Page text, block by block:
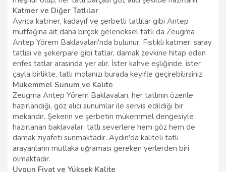
Katmer ve Diğer Tatlılar
Ayrıca katmer, kadayıf ve şerbetli tatlılar gibi Antep
mutfağına ait daha birçok geleneksel tatlı da Zeugma
Antep Yörem Baklavaları'nda bulunur. Fıstıklı katmer, saray
tatlısı ve şekerpare gibi tatlar, damak zevkine hitap eden
enfes tatlar arasında yer alır. İster kahve eşliğinde, ister
çayla birlikte, tatlı molanızı burada keyifle geçirebilirsiniz.
Mükemmel Sunum ve Kalite
Zeugma Antep Yörem Baklavaları, her tatlının özenle
hazırlandığı, göz alıcı sunumlar ile servis edildiği bir
mekandır. Şekerin ve şerbetin mükemmel dengesiyle
hazırlanan baklavalar, tatlı severlere hem göz hem de
damak ziyafeti sunmaktadır. Aydın'da kaliteli tatlı
arayanların mutlaka uğraması gereken yerlerden biri
olmaktadır.
Uygun Fiyat ve Yüksek Kalite